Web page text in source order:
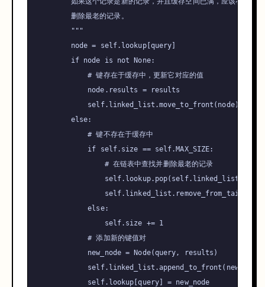
        删除最老的记录。
        """
        node =
self.lookup[query]
if node is not None:
# 键存在于缓存中，更新它对应的值
            node.results = results
self.linked_list.move_to_front(node)
else:
# 键不存在于缓存中
if
self.size == self.MAX_SIZE:
# 在链表中查找并删除最老的记录
self.lookup.pop( self
self.linked_list.remove_from_tail()
else:
self.size += 1
# 添加新的键值对
            new_node = Node(query, results)
self.linked_list.append_to_front(new_node)
self